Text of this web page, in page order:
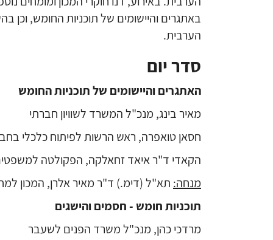
באתגרים והיישומים של תוכניות החומש,
הערבית.
סדר יום
האתגרים והיישומים של תוכניות החומש
מאיר בינג, מנכ"ל המשרד לשוויון חברתי
חסאן טואפרה, ראש הרשות לפיתוח כלכלי
הקאדי ד"ר איאד זחאלקה, הפקולטה
מנחה: תא"ל (דימ.) ד"ר מאיר אלרן, המכון
תוכניות חומש - חסמים והישגים
מרדכי כהן, מנכ"ל משרד הפנים לשעבר